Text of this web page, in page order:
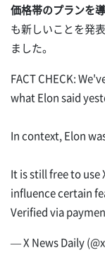
価格帯のプランを導
も新しいことを発
ました。
FACT CHECK:
what Elon said
In context, Elon
It is still free to use
influence certain
Verified via
— X News Daily